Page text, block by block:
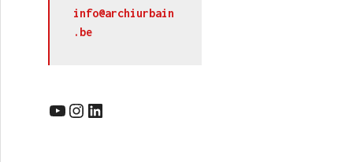
info@archiurbain
.be
YouTube InstagramLinkedIn